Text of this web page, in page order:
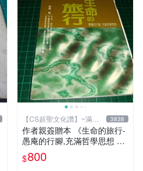
【CS超聖文化讚】~滿千
元送運
3838
作者親簽贈本 《生命的旅行-
愚庵的行腳,充滿哲學思想 》
愚庵著 三源出版社 2001年初
版 9成新 【CS超聖文化讚】
$800